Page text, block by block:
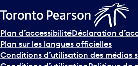
s
u
r
l
Plan d’accessibilitéDéclaration
Plan sur les langues officielles
Conditions d’utilisation des médias